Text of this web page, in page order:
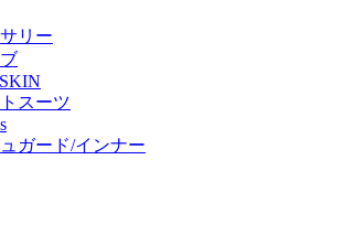
リー
スーツ
ガード/インナー